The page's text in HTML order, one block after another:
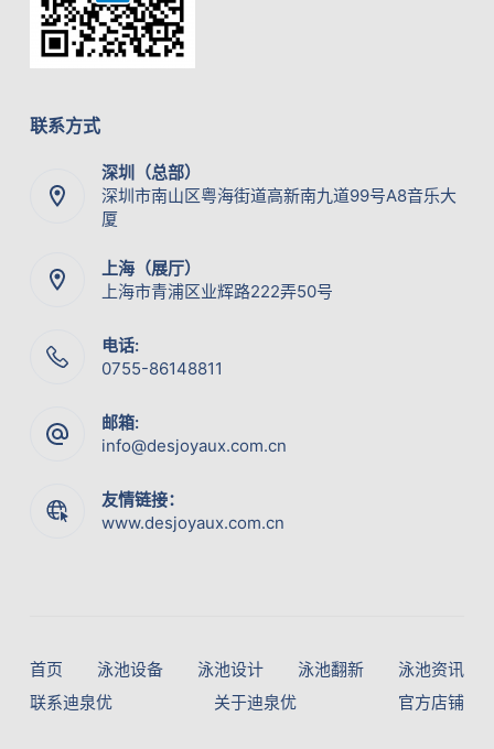
联系方式
深圳（总部）
深圳市南山区粤海街道高新南九道99号A8音乐大
厦
上海（展厅）
上海市青浦区业辉路222弄50号
电话:
0755-86148811
邮箱:
info@desjoyaux.com.cn
友情链接：
www.desjoyaux.com.cn
首页 泳池设备 泳池设计 泳池翻新
泳池资讯
联系迪泉优
关于迪泉优 官方店铺